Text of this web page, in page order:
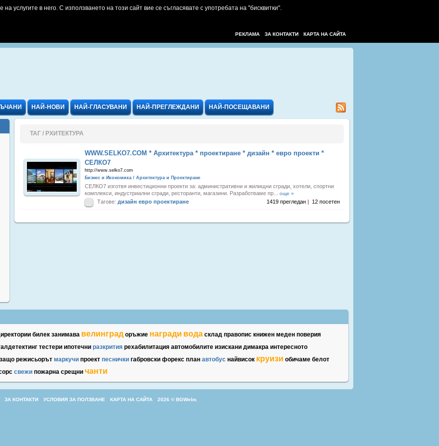
на услугите в него. С използването на този сайт вие се съгласявате с употребата на "бисквитки".
КАРТА НА САЙТА
ЗА КОНТАКТИ
РЕКЛАМА
НАЙ-НОВИ НАЙ-ГЛАСУВАНИ НАЙ-ПРЕГЛЕЖДАНИ НАЙ-ПОСЕЩАВАНИ
ТАГ / РХИТЕКТУРА
WWW.SELKO7.COM * Aрхитектура * проектиране * дизайн * евро проекти *
СЕЛКО7
http://www.selko7.com
Бизнес и Икономика / Архитектура и Проектиране
СЕЛКО7 изготвя инвестиционни проекти за: административни и жилищни сгради, хотели, спортни
комплекси, индустриални сгради, ресторанти, магазини. Разработваме пр... още »
Тагове: дизайн евро проектиране 1419 прегледан | 12 посетен
билек занимава велинград оръжие награди вода склад правопис книжен меден поверия
тестери ипотечни разкрития рехабилитация автомобилите изискани димакра интересното
защо режисьорът маркучи проект песнички габровски форекс план автобус найвисок круизи обичаме белот
свежи пожарна срещни чанти
ЗА КОНТАКТИ УСЛОВИЯ ЗА ПОЛЗВАНЕ КАРТА НА САЙТА 2026 © BGWebs